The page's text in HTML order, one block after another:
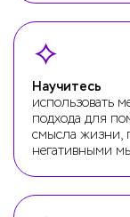
Научитесь
использовать
подхода для
смысла жизни,
негативными